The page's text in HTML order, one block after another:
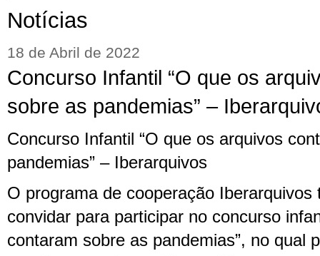
Notícias
18 de Abril de 2022
Concurso Infantil “O que os
sobre as pandemias” –
Concurso Infantil “O que os arquivos
pandemias” – Iberarquivos
O programa de cooperação Iberarquivos
convidar para participar no concurso
contaram sobre as pandemias”, no qual